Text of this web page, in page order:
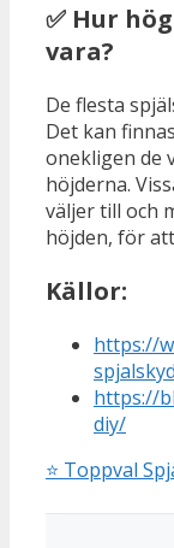
✅ Hur
vara?
De flesta
Det kan
onekligen de
höjderna.
väljer till och
höjden, för
Källor:
https://
https://
diy/
⭐ Toppval